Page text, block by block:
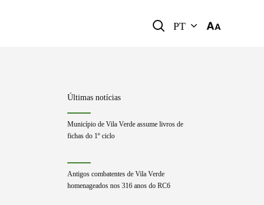
PT
Últimas notícias
Município de Vila Verde assume livros de
fichas do 1º ciclo
Antigos combatentes de Vila Verde
homenageados nos 316 anos do RC6